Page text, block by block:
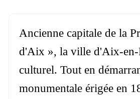
Ancienne capitale de la
d'Aix », la ville d'Aix-en-
culturel. Tout en
monumentale érigée en